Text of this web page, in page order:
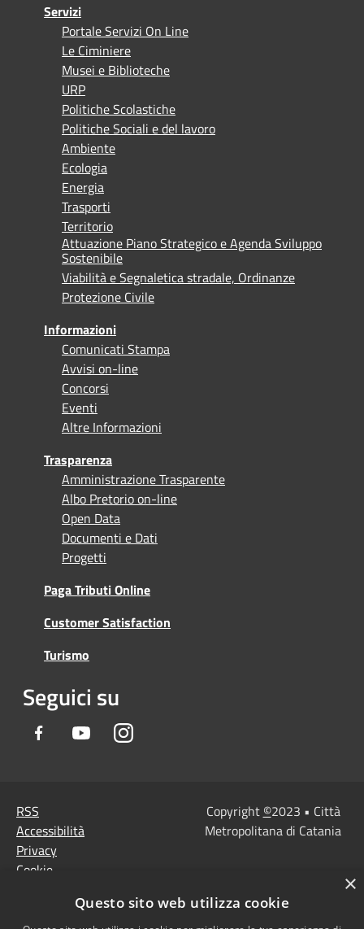
Servizi
Portale Servizi On Line
Le Ciminiere
Musei e Biblioteche
URP
Politiche Scolastiche
Politiche Sociali e del lavoro
Ambiente
Ecologia
Energia
Trasporti
Territorio
Attuazione Piano Strategico e Agenda Sviluppo
Sostenibile
Viabilità e Segnaletica stradale, Ordinanze
Protezione Civile
Informazioni
Comunicati Stampa
Avvisi on-line
Concorsi
Eventi
Altre Informazioni
Trasparenza
Amministrazione Trasparente
Albo Pretorio on-line
Open Data
Documenti e Dati
Progetti
Paga Tributi Online
Customer Satisfaction
Turismo
Seguici su
Facebook YoutubeInstagram
RSS
Accessibilità
Privacy
Cookie
Note Legali
Copyright ©2023 • Città
Metropolitana di Catania
×
Questo sito web utilizza cookie